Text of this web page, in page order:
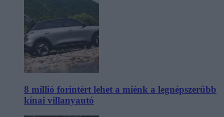
8 millió forintért lehet a miénk a legnépszerűbb
kínai villanyautó